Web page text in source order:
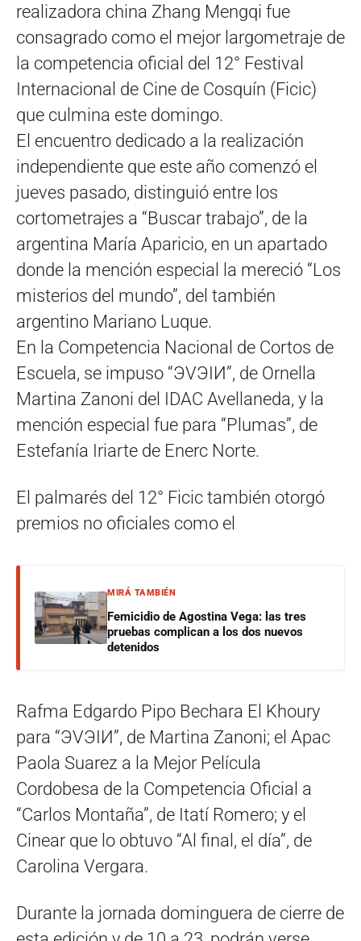
realizadora china Zhang Mengqi fue
consagrado como el mejor largometraje de
la competencia oficial del 12° Festival
Internacional de Cine de Cosquín (Ficic)
que culmina este domingo.
El encuentro dedicado a la realización
independiente que este año comenzó el
jueves pasado, distinguió entre los
cortometrajes a “Buscar trabajo”, de la
argentina María Aparicio, en un apartado
donde la mención especial la mereció “Los
misterios del mundo”, del también
argentino Mariano Luque.
En la Competencia Nacional de Cortos de
Escuela, se impuso “ЭVЭIИ”, de Ornella
Martina Zanoni del IDAC Avellaneda, y la
mención especial fue para “Plumas”, de
Estefanía Iriarte de Enerc Norte.
El palmarés del 12° Ficic también otorgó
premios no oficiales como el
MIRÁ TAMBIÉN
Femicidio de Agostina Vega: las tres
pruebas complican a los dos nuevos
detenidos
Rafma Edgardo Pipo Bechara El Khoury
para “ЭVЭIИ”, de Martina Zanoni; el Apac
Paola Suarez a la Mejor Película
Cordobesa de la Competencia Oficial a
“Carlos Montaña”, de Itatí Romero; y el
Cinear que lo obtuvo “Al final, el día”, de
Carolina Vergara.
Durante la jornada dominguera de cierre de